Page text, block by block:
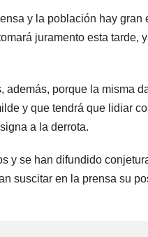
y la población hay gran
juramento esta tarde,
porque la misma
y que tendrá que lidiar
a la derrota.
y se han difundido
suscitar en la prensa su